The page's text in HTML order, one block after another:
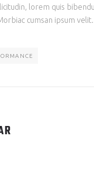
lorem quis
cumsan ipsum